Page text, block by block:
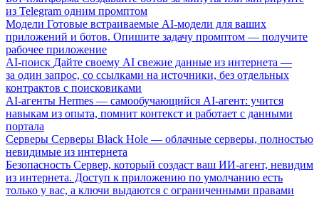
из Telegram одним промптом
Модели Готовые встраиваемые AI-модели для ваших
приложений и ботов. Опишите задачу промптом — получите
рабочее приложение
AI-поиск Дайте своему AI свежие данные из интернета —
за один запрос, со ссылками на источники, без отдельных
контрактов с поисковиками
AI-агенты Hermes — самообучающийся AI-агент: учится
навыкам из опыта, помнит контекст и работает с данными
портала
Серверы Серверы Black Hole — облачные серверы, полностью
невидимые из интернета
Безопасность Сервер, который создаст ваш ИИ-агент, невидим
из интернета. Доступ к приложению по умолчанию есть
только у вас, а ключи выдаются с ограниченными правами